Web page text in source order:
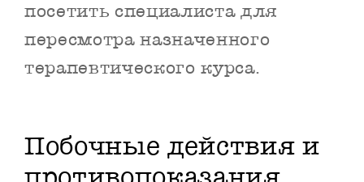
посетить специалиста для
пересмотра назначенного
терапевтического курса.
Побочные действия и